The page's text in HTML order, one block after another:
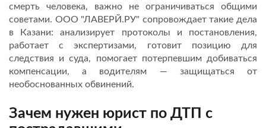
смерть человека, важно не ограничиваться общими
советами. ООО "ЛАВЕРЙ.РУ" сопровождает такие дела
в Казани: анализирует протоколы и постановления,
работает с экспертизами, готовит позицию для
следствия и суда, помогает потерпевшим добиваться
компенсации, а водителям — защищаться от
необоснованных обвинений.
Зачем нужен юрист по ДТП с